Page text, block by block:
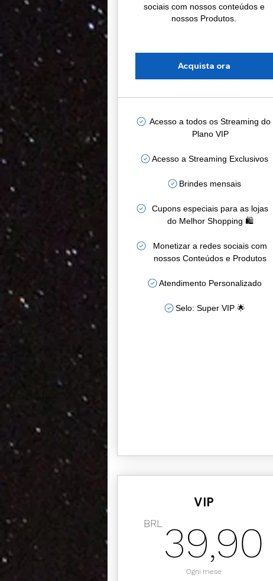
sociais com nossos conteúdos e
nossos Produtos.
Acquista ora
Acesso a todos os Streaming do
Plano VIP
Acesso a Streaming Exclusivos
Brindes mensais
Cupons especiais para as lojas
do Melhor Shopping 🛍️
Monetizar a redes sociais com
nossos Conteúdos e Produtos
Atendimento Personalizado
Selo: Super VIP 🌟
VIP
BRL 39,90
Ogni mese